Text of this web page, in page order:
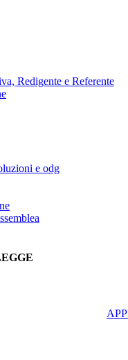
Redigente e Referente
e odg